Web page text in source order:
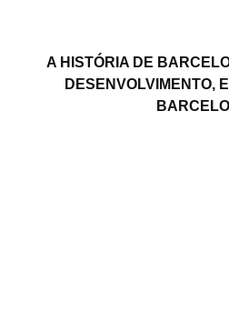
A HISTÓRIA DE
DESENVOLVIMENTO,